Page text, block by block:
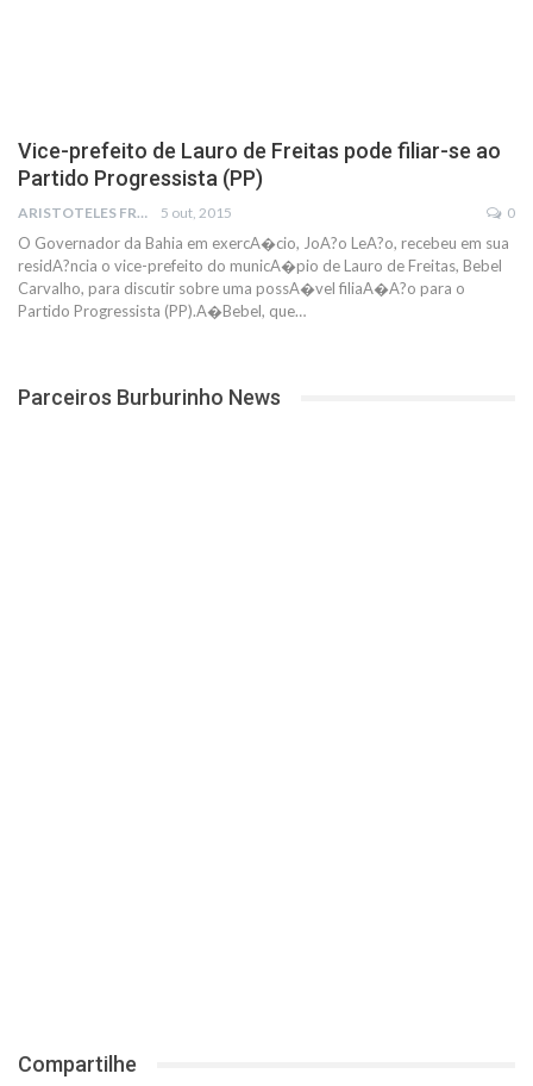
Vice-prefeito de Lauro de Freitas pode filiar-se ao
Partido Progressista (PP)
ARISTOTELES FRANCO 5 out, 2015 0
O Governador da Bahia em exercA�cio, JoA?o LeA?o, recebeu em sua
residA?ncia o vice-prefeito do municA�pio de Lauro de Freitas, Bebel
Carvalho, para discutir sobre uma possA�vel filiaA�A?o para o
Partido Progressista (PP).A�Bebel, que…
Parceiros Burburinho News
Compartilhe